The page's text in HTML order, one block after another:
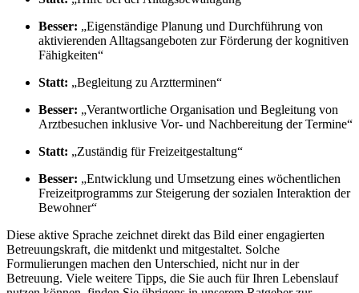
Besser: „Eigenständige Planung und Durchführung von
aktivierenden Alltagsangeboten zur Förderung der kognitiven
Fähigkeiten“
Statt: „Begleitung zu Arztterminen“
Besser: „Verantwortliche Organisation und Begleitung von
Arztbesuchen inklusive Vor- und Nachbereitung der Termine“
Statt: „Zuständig für Freizeitgestaltung“
Besser: „Entwicklung und Umsetzung eines wöchentlichen
Freizeitprogramms zur Steigerung der sozialen Interaktion der
Bewohner“
Diese aktive Sprache zeichnet direkt das Bild einer engagierten
Betreuungskraft, die mitdenkt und mitgestaltet. Solche
Formulierungen machen den Unterschied, nicht nur in der
Betreuung. Viele weitere Tipps, die Sie auch für Ihren Lebenslauf